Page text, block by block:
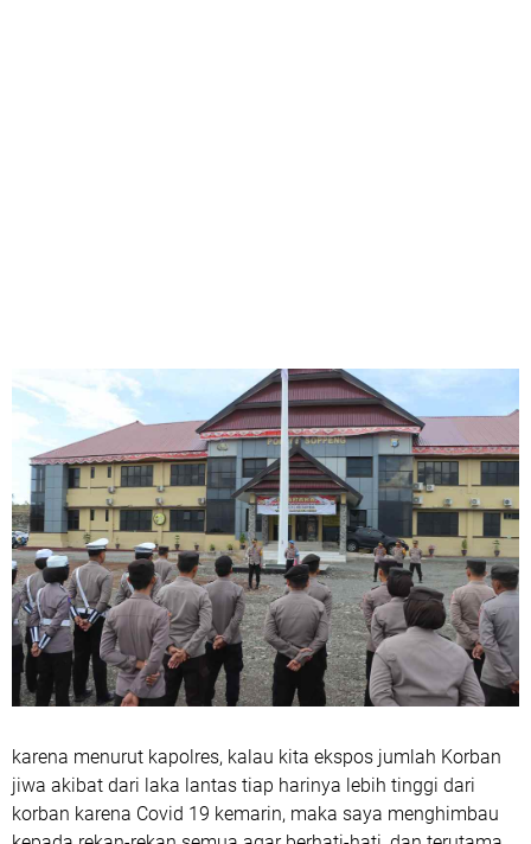
karena menurut kapolres, kalau kita ekspos jumlah Korban
jiwa akibat dari laka lantas tiap harinya lebih tinggi dari
korban karena Covid 19 kemarin, maka saya menghimbau